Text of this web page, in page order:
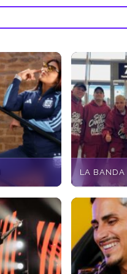
LA BANDA